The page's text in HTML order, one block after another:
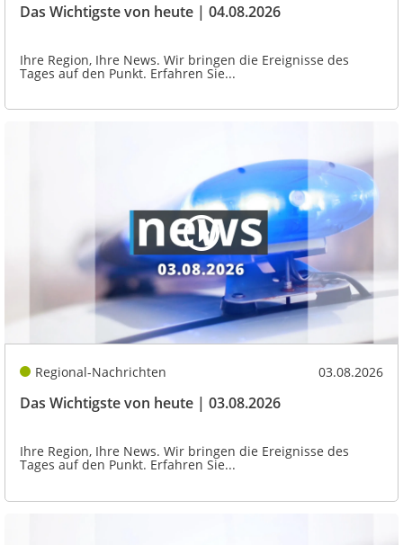
Das Wichtigste von heute | 04.08.2026
Ihre Region, Ihre News. Wir bringen die Ereignisse des
Tages auf den Punkt. Erfahren Sie...
Regional-Nachrichten 03.08.2026
Das Wichtigste von heute | 03.08.2026
Ihre Region, Ihre News. Wir bringen die Ereignisse des
Tages auf den Punkt. Erfahren Sie...